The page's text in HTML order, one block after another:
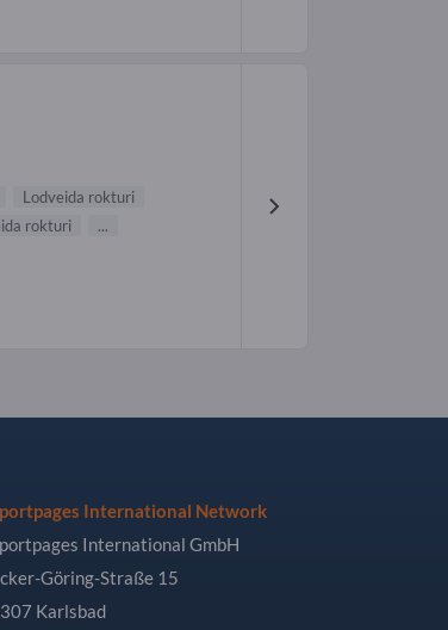
Lodveida rokturi
rokturi ...
International Network
International GmbH
Göring-Straße 15
Karlsbad